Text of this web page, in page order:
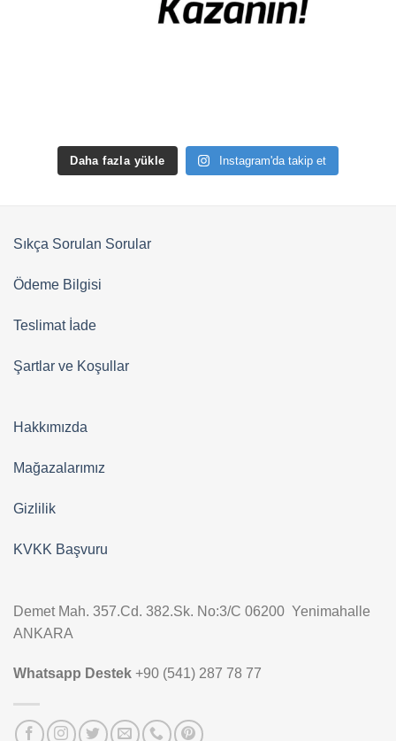
Daha fazla yükle Instagram'da takip et
Sıkça Sorulan Sorular
Ödeme Bilgisi
Teslimat İade
Şartlar ve Koşullar
Hakkımızda
Mağazalarımız
Gizlilik
KVKK Başvuru
Demet Mah. 357.Cd. 382.Sk. No:3/C 06200 Yenimahalle
ANKARA
Whatsapp Destek +90 (541) 287 78 77